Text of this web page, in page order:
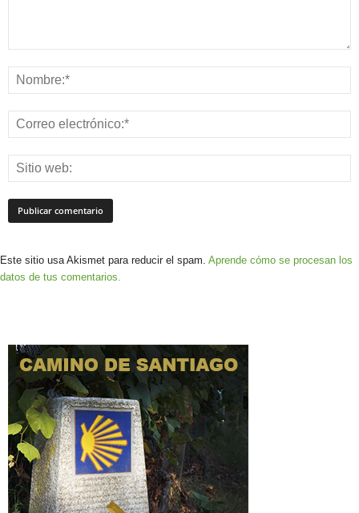
Este sitio usa Akismet para reducir el spam. Aprende cómo se procesan los
datos de tus comentarios.